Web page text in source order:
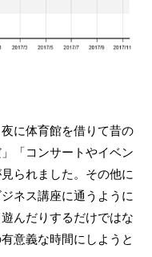
に体育館を借りて昔の
「コンサートやイベン
られました。その他に
ネス講座に通うように
んだりするだけではな
意義な時間にしようと